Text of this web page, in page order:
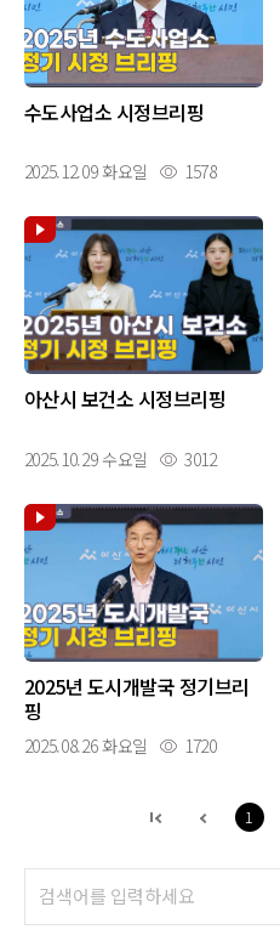
수도사업소 시정브리핑
2025.12.09 화요일 1578
아산시 보건소 시정브리핑
2025.10.29 수요일 3012
2025년 도시개발국 정기브리
핑
2025.08.26 화요일 1720
1